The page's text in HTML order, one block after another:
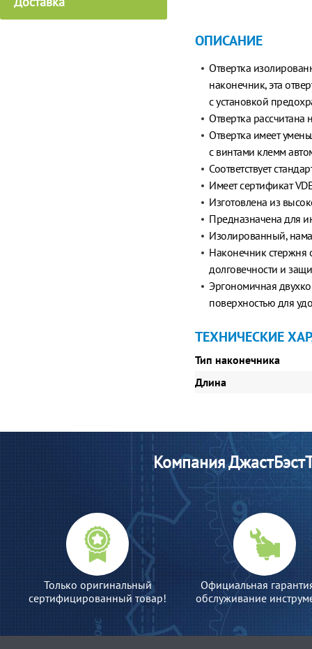
ОПИСАНИЕ
Отвертка
наконечник, эта
с установкой
Отвертка
Отвертка имеет
с винтами клемм
Соответствует
Имеет сертификат
Изготовлена из
Предназначена для
Изолированный,
Наконечник стержня
долговечности и
Эргономичная
поверхностью для
ТЕХНИЧЕСКИЕ
Тип наконечника
Длина
Компания
Только оригинальный
сертифицированный товар!
Официальная
обслуживание